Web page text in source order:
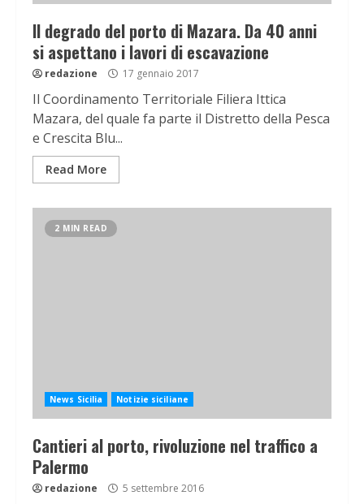
Il degrado del porto di Mazara. Da 40 anni
si aspettano i lavori di escavazione
redazione 17 gennaio 2017
Il Coordinamento Territoriale Filiera Ittica
Mazara, del quale fa parte il Distretto della Pesca
e Crescita Blu...
Read More
2 MIN READ
News Sicilia Notizie siciliane
Cantieri al porto, rivoluzione nel traffico a
Palermo
redazione 5 settembre 2016